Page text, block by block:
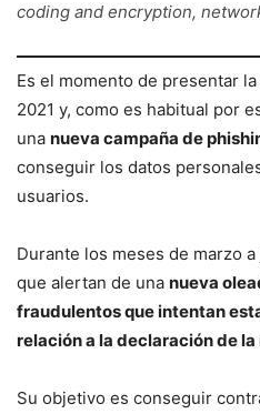
coding and encryption,
Es el momento de presentar
2021 y, como es habitual por
una nueva campaña de
conseguir los datos
usuarios.
Durante los meses de marzo
que alertan de una nueva
fraudulentos que intentan
relación a la declaración de la
Su objetivo es conseguir